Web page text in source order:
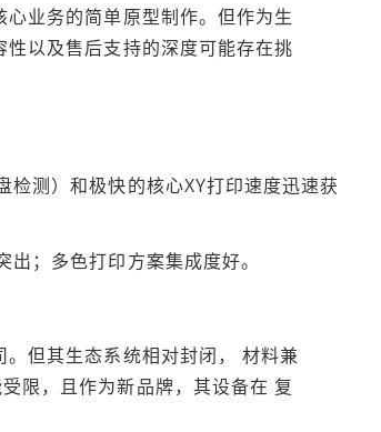
业务的简单原型制作。但作为生
以及售后支持的深度可能存在挑
测）和极快的核心XY打印速度迅速获
；多色打印方案集成度好。
但其生态系统相对封闭， 材料兼
限，且作为新品牌，其设备在 复